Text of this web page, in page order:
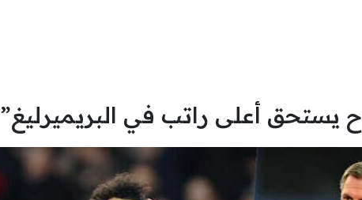
يستحق أعلى راتب في البريميرليغ”